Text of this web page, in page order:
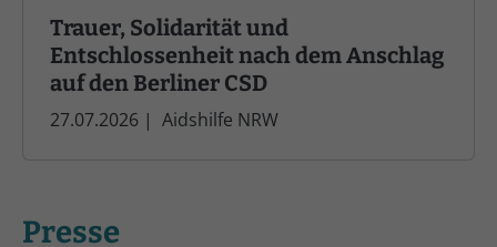
Trauer, Solidarität und
Entschlossenheit nach dem Anschlag
auf den Berliner CSD
27.07.2026 | Aidshilfe NRW
Presse